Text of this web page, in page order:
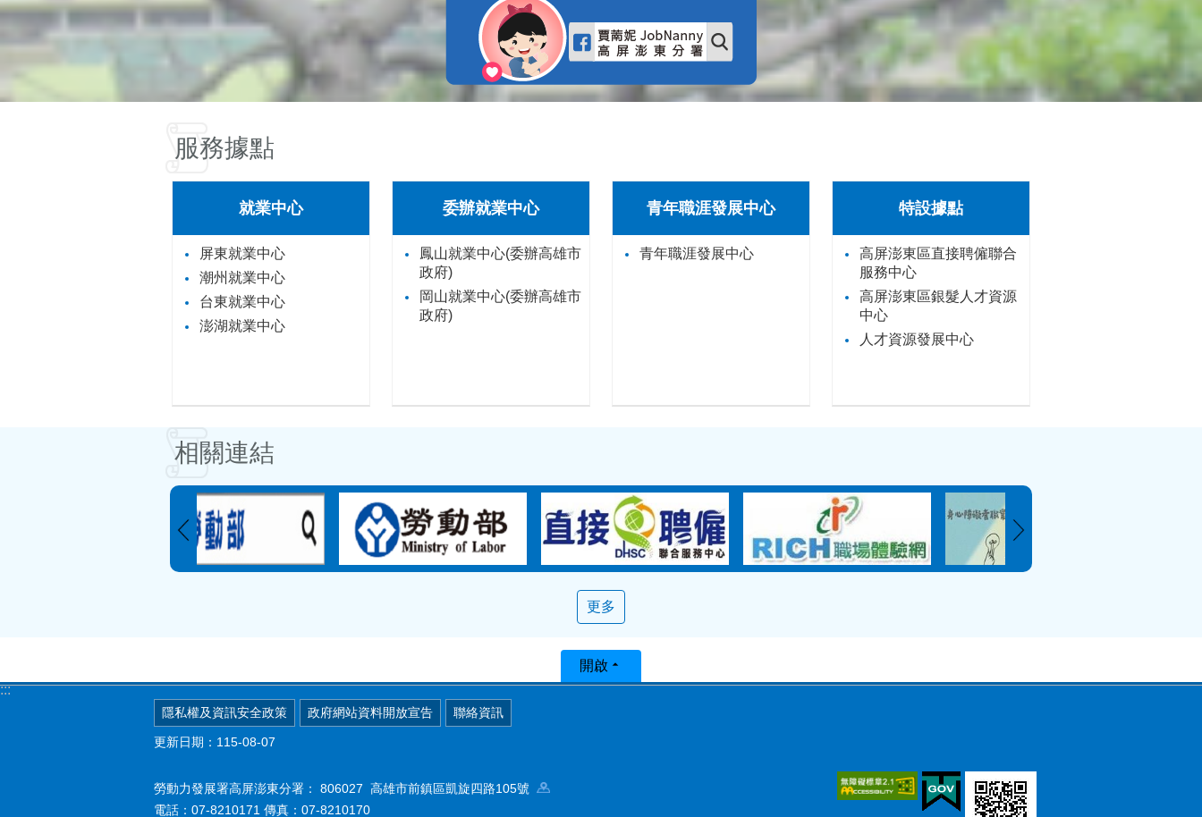
服務據點
就業中心
屏東就業中心
潮州就業中心
台東就業中心
澎湖就業中心
委辦就業中心
鳳山就業中心(委辦高雄市
政府)
岡山就業中心(委辦高雄市
政府)
青年職涯發展中心
青年職涯發展中心
特設據點
高屏澎東區直接聘僱聯合
服務中心
高屏澎東區銀髮人才資源
中心
人才資源發展中心
相關連結
更多
:::
開啟
隱私權及資訊安全政策 政府網站資料開放宣告 聯絡資訊
更新日期：115-08-07
勞動力發展署高屏澎東分署： 806027 高雄市前鎮區凱旋四路105號
電話：07-8210171 傳真：07-8210170